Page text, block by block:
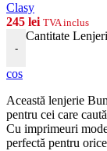
Clasy
245 lei TVA inclus
-
Cantitate
cos
Această lenjerie
pentru cei care
Cu imprimeuri
perfectă pentru